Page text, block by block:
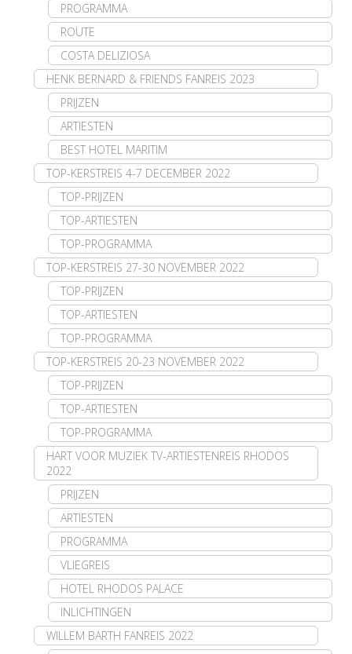
PROGRAMMA
ROUTE
COSTA DELIZIOSA
HENK BERNARD & FRIENDS FANREIS 2023
PRIJZEN
ARTIESTEN
BEST HOTEL MARITIM
TOP-KERSTREIS 4-7 DECEMBER 2022
TOP-PRIJZEN
TOP-ARTIESTEN
TOP-PROGRAMMA
TOP-KERSTREIS 27-30 NOVEMBER 2022
TOP-PRIJZEN
TOP-ARTIESTEN
TOP-PROGRAMMA
TOP-KERSTREIS 20-23 NOVEMBER 2022
TOP-PRIJZEN
TOP-ARTIESTEN
TOP-PROGRAMMA
HART VOOR MUZIEK TV-ARTIESTENREIS RHODOS
2022
PRIJZEN
ARTIESTEN
PROGRAMMA
VLIEGREIS
HOTEL RHODOS PALACE
INLICHTINGEN
WILLEM BARTH FANREIS 2022